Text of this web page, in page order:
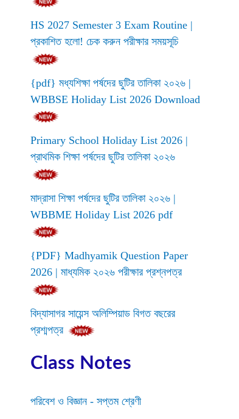
HS 2027 Semester 3 Exam Routine |
প্রকাশিত হলো! চেক করুন পরীক্ষার সময়সূচি
{pdf} মধ্যশিক্ষা পর্ষদের ছুটির তালিকা ২০২৬ |
WBBSE Holiday List 2026 Download
Primary School Holiday List 2026 |
প্রাথমিক শিক্ষা পর্ষদের ছুটির তালিকা ২০২৬
মাদ্রাসা শিক্ষা পর্ষদের ছুটির তালিকা ২০২৬ |
WBBME Holiday List 2026 pdf
{PDF} Madhyamik Question Paper
2026 | মাধ্যমিক ২০২৬ পরীক্ষার প্রশ্নপত্র
বিদ্যাসাগর সায়েন্স অলিম্পিয়াড বিগত বছরের
প্রশ্মপত্র
Class Notes
পরিবেশ ও বিজ্ঞান - সপ্তম শ্রেণী